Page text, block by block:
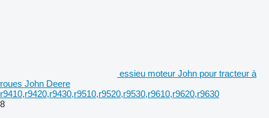
essieu moteur John pour tracteur à
roues John Deere
r9410,r9420,r9430,r9510,r9520,r9530,r9610,r9620,r9630
8